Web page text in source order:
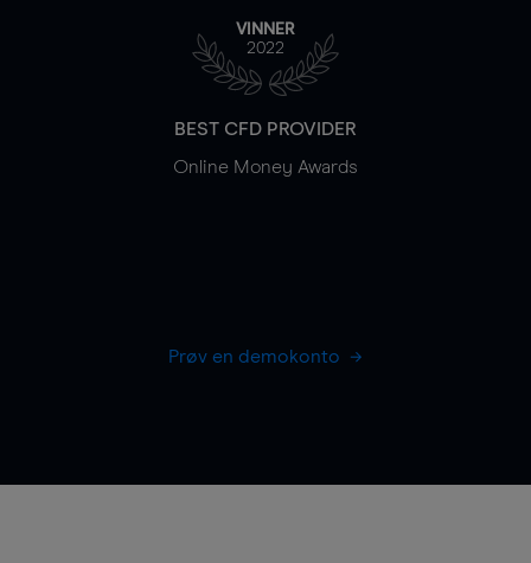
VINNER
2022
BEST CFD PROVIDER
Online Money Awards
Prøv en demokonto